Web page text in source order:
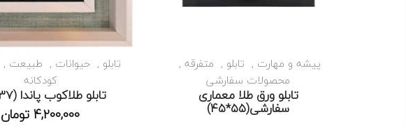
پیشه و مهارت تابلو
متفرقه
محصولات سفارشی
تابلو ورق طلا معماری
سفارشی(۵۵*۴۵)
تابلو حیوانات طبیعت
کودکانه
تابلو طلاکوب پاندا (37*37)
4,200,000 تومان